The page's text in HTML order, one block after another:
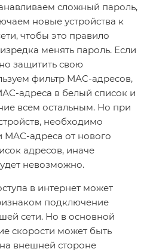
сложный пароль,
новые устройства к
чтобы это правило
менять пароль. Если
защитить свою
фильтр МАС-адресов,
адреса в белый список и
всем остальным. Но при
необходимо
МАС-адреса от нового
адресов, иначе
невозможно.
в интернет может
подключение
сети. Но в основной
скорости может быть
внешней стороне